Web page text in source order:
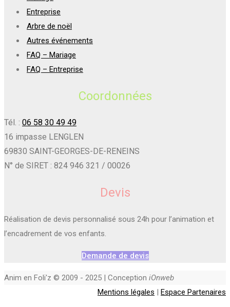
Entreprise
Arbre de noël
Autres événements
FAQ – Mariage
FAQ – Entreprise
Coordonnées
Tél. : 06 58 30 49 49
16 impasse LENGLEN
69830 SAINT-GEORGES-DE-RENEINS
N° de SIRET : 824 946 321 / 00026
Devis
Réalisation de devis personnalisé sous 24h pour l’animation et
l’encadrement de vos enfants.
Demande de devis
Anim en Foli'z © 2009 - 2025 | Conception iOnweb
Mentions légales | Espace Partenaires